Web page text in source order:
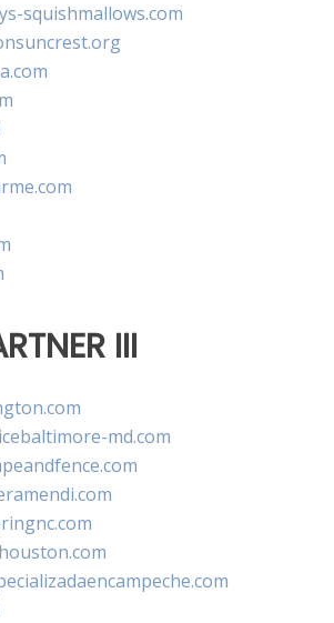
squishmallows.com
III
md.com